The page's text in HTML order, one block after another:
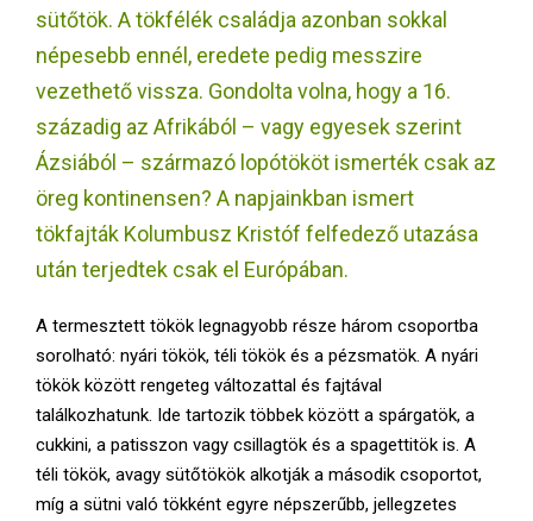
M
N
U
sütőtök. A tökfélék családja azonban sokkal
népesebb ennél, eredete pedig messzire
vezethető vissza. Gondolta volna, hogy a 16.
századig az Afrikából – vagy egyesek szerint
Ázsiából – származó lopótököt ismerték csak az
öreg kontinensen? A napjainkban ismert
tökfajták Kolumbusz Kristóf felfedező utazása
után terjedtek csak el Európában.
A termesztett tökök legnagyobb része három csoportba
sorolható: nyári tökök, téli tökök és a pézsmatök. A nyári
tökök között rengeteg változattal és fajtával
találkozhatunk. Ide tartozik többek között a spárgatök, a
cukkini, a patisszon vagy csillagtök és a spagettitök is. A
téli tökök, avagy sütőtökök alkotják a második csoportot,
míg a sütni való tökként egyre népszerűbb, jellegzetes